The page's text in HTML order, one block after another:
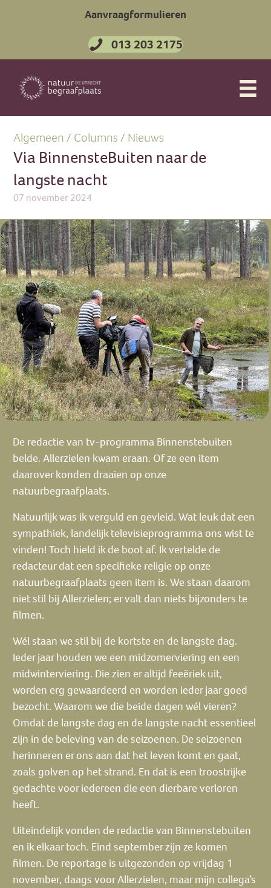
Aanvraagformulieren
013 203 2175
Algemeen/ Columns/ Nieuws
Via BinnensteBuiten naar de
langste nacht
07 november 2024
De redactie van tv-programma Binnenstebuiten
belde. Allerzielen kwam eraan. Of ze een item
daarover konden draaien op onze
natuurbegraafplaats.
Natuurlijk was ik verguld en gevleid. Wat leuk dat een
sympathiek, landelijk televisieprogramma ons wist te
vinden! Toch hield ik de boot af. Ik vertelde de
redacteur dat een specifieke religie op onze
natuurbegraafplaats geen item is. We staan daarom
niet stil bij Allerzielen; er valt dan niets bijzonders te
filmen.
Wél staan we stil bij de kortste en de langste dag.
Ieder jaar houden we een midzomerviering en een
midwinterviering. Die zien er altijd feeëriek uit,
worden erg gewaardeerd en worden ieder jaar goed
bezocht. Waarom we die beide dagen wél vieren?
Omdat de langste dag en de langste nacht essentieel
zijn in de beleving van de seizoenen. De seizoenen
herinneren er ons aan dat het leven komt en gaat,
zoals golven op het strand. En dat is een troostrijke
gedachte voor iedereen die een dierbare verloren
heeft.
Uiteindelijk vonden de redactie van Binnenstebuiten
en ik elkaar toch. Eind september zijn ze komen
filmen. De reportage is uitgezonden op vrijdag 1
november, daags voor Allerzielen, maar mijn collega’s